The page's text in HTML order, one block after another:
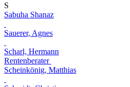
S
Sabuha Shanaz
Sauerer, Agnes
Scharl, Hermann
Rentenberater
Scheinkönig, Matthias